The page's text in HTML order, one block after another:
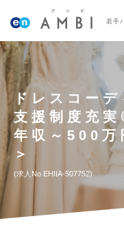
若手
ドレスコー
支援制度充
年収～500万
＞
求人No.EHIIA-507752